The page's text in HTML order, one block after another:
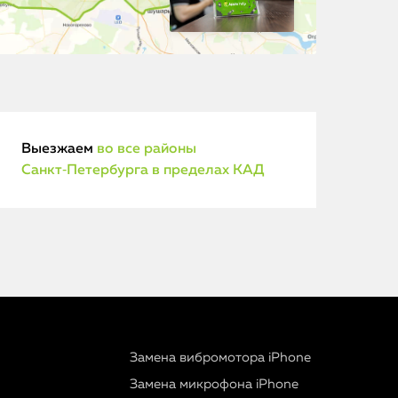
Выезжаем во все районы
Санкт‑Петербурга в пределах КАД
Замена вибромотора iPhone
Замена микрофона iPhone